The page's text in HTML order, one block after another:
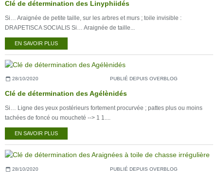
Clé de détermination des Linyphiidés
Si… Araignée de petite taille, sur les arbres et murs ; toile invisible :
DRAPETISCA SOCIALIS Si… Araignée de taille...
EN SAVOIR PLUS
28/10/2020 PUBLIÉ DEPUIS OVERBLOG
Clé de détermination des Agélènidés
Si… Ligne des yeux postérieurs fortement procurvée ; pattes plus ou moins
tachées de foncé ou moucheté --> 1 1....
EN SAVOIR PLUS
28/10/2020 PUBLIÉ DEPUIS OVERBLOG